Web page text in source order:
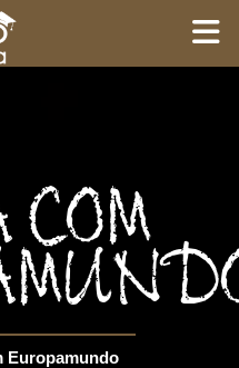
Language
Europamundo